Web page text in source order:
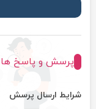
پرسش و پاسخ ها
شرایط ارسال پرسش